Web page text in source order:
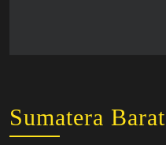
Sumatera Barat